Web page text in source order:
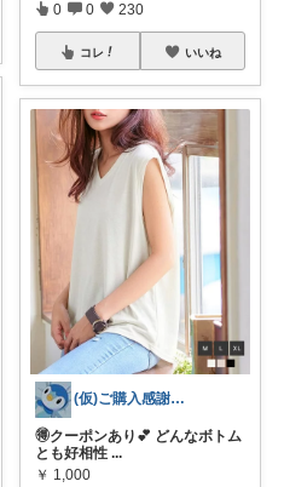
0 0 230
コレ いいね
(仮)ご購入感謝致します😊
🉐クーポンあり💕 どんなボトム
とも好相性 ...
￥ 1,000